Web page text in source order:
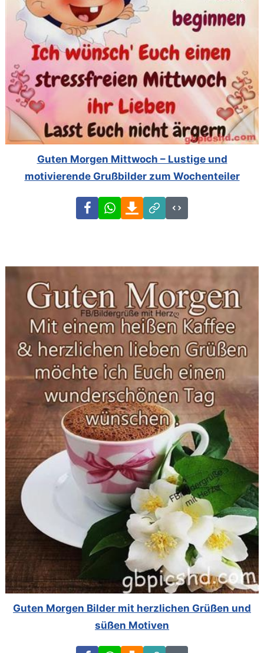
Guten Morgen Mittwoch – Lustige und
motivierende Grußbilder zum Wochenteiler
FacebookWhatsAppDownload
Link
Code
Guten Morgen Bilder mit herzlichen Grüßen und
süßen Motiven